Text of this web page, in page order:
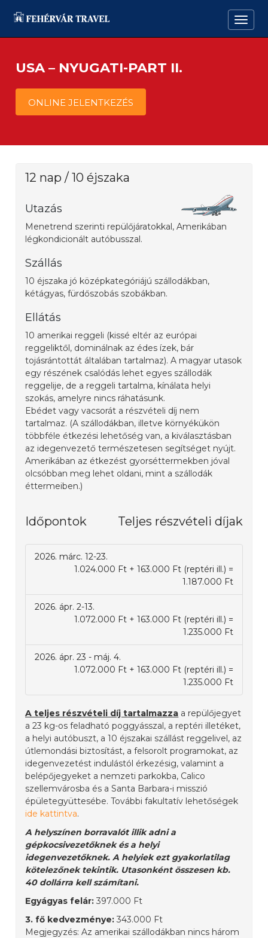
USA – NYUGATI-PART II.
ONLINE JELENTKEZÉS
12 nap / 10 éjszaka
Utazás
Menetrend szerinti repülőjáratokkal, Amerikában
légkondicionált autóbusszal.
Szállás
10 éjszaka jó középkategóriájú szállodákban,
kétágyas, fürdőszobás szobákban.
Ellátás
10 amerikai reggeli (kissé eltér az európai
reggeliktől, dominálnak az édes ízek, bár
tojásrántottát általában tartalmaz). A magyar utasok
egy részének csalódás lehet egyes szállodák
reggelije, de a reggeli tartalma, kínálata helyi
szokás, amelyre nincs ráhatásunk.
Ebédet vagy vacsorát a részvételi díj nem
tartalmaz. (A szállodákban, illetve környékükön
többféle étkezési lehetőség van, a kiválasztásban
az idegenvezető természetesen segítséget nyújt.
Amerikában az étkezést gyorséttermekben jóval
olcsóbban meg lehet oldani, mint a szállodák
éttermeiben.)
Időpontok Teljes részvételi díjak
2026. márc. 12-23.
1.024.000 Ft + 163.000 Ft (reptéri ill.) =
1.187.000 Ft
2026. ápr. 2-13.
1.072.000 Ft + 163.000 Ft (reptéri ill.) =
1.235.000 Ft
2026. ápr. 23 - máj. 4.
1.072.000 Ft + 163.000 Ft (reptéri ill.) =
1.235.000 Ft
A teljes részvételi díj tartalmazza a repülőjegyet
a 23 kg-os feladható poggyásszal, a reptéri illetéket,
a helyi autóbuszt, a 10 éjszakai szállást reggelivel, az
útlemondási biztosítást, a felsorolt programokat, az
idegenvezetést indulástól érkezésig, valamint a
belépőjegyeket a nemzeti parkokba, Calico
szellemvárosba és a Santa Barbara-i misszió
épületegyüttesébe. További fakultatív lehetőségek
ide kattintva.
A helyszínen borravalót illik adni a
gépkocsivezetőknek és a helyi
idegenvezetőknek. A helyiek ezt gyakorlatilag
kötelezőnek tekintik. Utasonként összesen kb.
40 dollárra kell számítani.
Egyágyas felár: 397.000 Ft
3. fő kedvezménye: 343.000 Ft
Megjegyzés: Az amerikai szállodákban nincs három